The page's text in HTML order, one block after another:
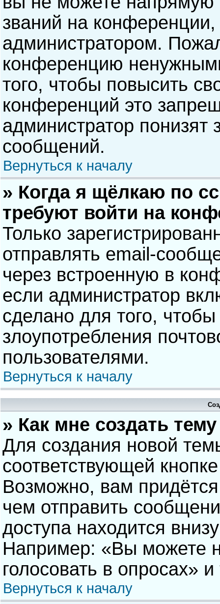
званий на
администратором.
конференцию
того, чтобы повысить
конференций это
администратор понизят
сообщений.
Вернуться к началу
» Когда я щёлкаю по
требуют войти на
Только
отправлять email-
через встроенную в
если администратор
сделано для того, чтобы
злоупотребления
пользователями.
Вернуться к началу
» Как мне создать
Для создания новой
соответствующей
Возможно, вам
чем отправить
доступа находится
Например: «Вы можете
голосовать в опросах» и
Вернуться к началу